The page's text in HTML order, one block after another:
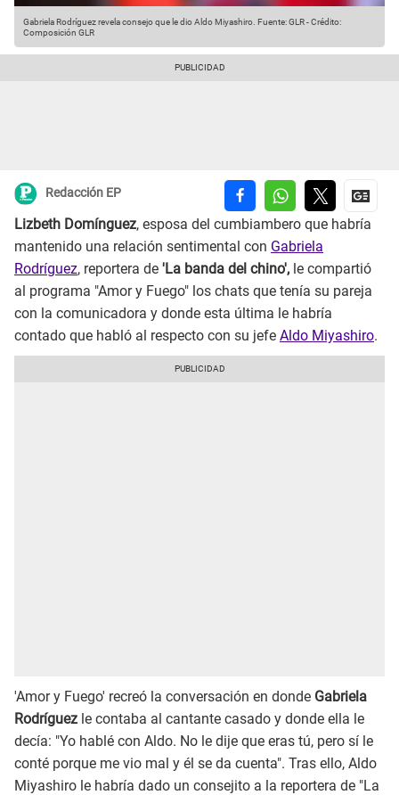
Gabriela Rodríguez revela consejo que le dio Aldo Miyashiro. Fuente: GLR-Crédito:
Composición GLR
Redacción EP
Lizbeth Domínguez, esposa del cumbiambero que habría
mantenido una relación sentimental con Gabriela
Rodríguez, reportera de 'La banda del chino', le compartió
al programa "Amor y Fuego" los chats que tenía su pareja
con la comunicadora y donde esta última le habría
contado que habló al respecto con su jefe Aldo Miyashiro.
'Amor y Fuego' recreó la conversación en donde Gabriela
Rodríguez le contaba al cantante casado y donde ella le
decía: "Yo hablé con Aldo. No le dije que eras tú, pero sí le
conté porque me vio mal y él se da cuenta". Tras ello, Aldo
Miyashiro le habría dado un consejito a la reportera de "La